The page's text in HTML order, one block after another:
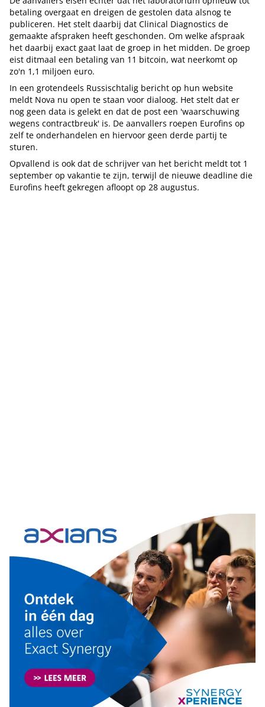
betaling overgaat en dreigen de gestolen data alsnog te
publiceren. Het stelt daarbij dat Clinical Diagnostics de
gemaakte afspraken heeft geschonden. Om welke afspraak
het daarbij exact gaat laat de groep in het midden. De groep
eist ditmaal een betaling van 11 bitcoin, wat neerkomt op
zo'n 1,1 miljoen euro.
In een grotendeels Russischtalig bericht op hun website
meldt Nova nu open te staan voor dialoog. Het stelt dat er
nog geen data is gelekt en dat de post een 'waarschuwing
wegens contractbreuk' is. De aanvallers roepen Eurofins op
zelf te onderhandelen en hiervoor geen derde partij te
sturen.
Opvallend is ook dat de schrijver van het bericht meldt tot 1
september op vakantie te zijn, terwijl de nieuwe deadline die
Eurofins heeft gekregen afloopt op 28 augustus.